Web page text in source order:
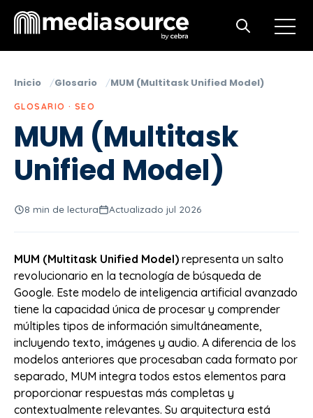
Open
Open search
Inicio Glosario MUM (Multitask Unified Model)
GLOSARIO · SEO
MUM (Multitask
Unified Model)
8 min de lectura Actualizado jul 2026
MUM (Multitask Unified Model) representa un salto
revolucionario en la tecnología de búsqueda de
Google. Este modelo de inteligencia artificial avanzado
tiene la capacidad única de procesar y comprender
múltiples tipos de información simultáneamente,
incluyendo texto, imágenes y audio. A diferencia de los
modelos anteriores que procesaban cada formato por
separado, MUM integra todos estos elementos para
proporcionar respuestas más completas y
contextualmente relevantes. Su arquitectura está